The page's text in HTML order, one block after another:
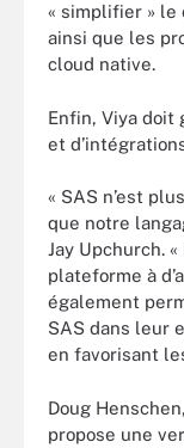
« simplifier » le
ainsi que les
cloud native.
Enfin, Viya doit
et
« SAS n’est
que notre
Jay Upchurch.
plateforme à
également
SAS dans leur
en favorisant
Doug
propose une